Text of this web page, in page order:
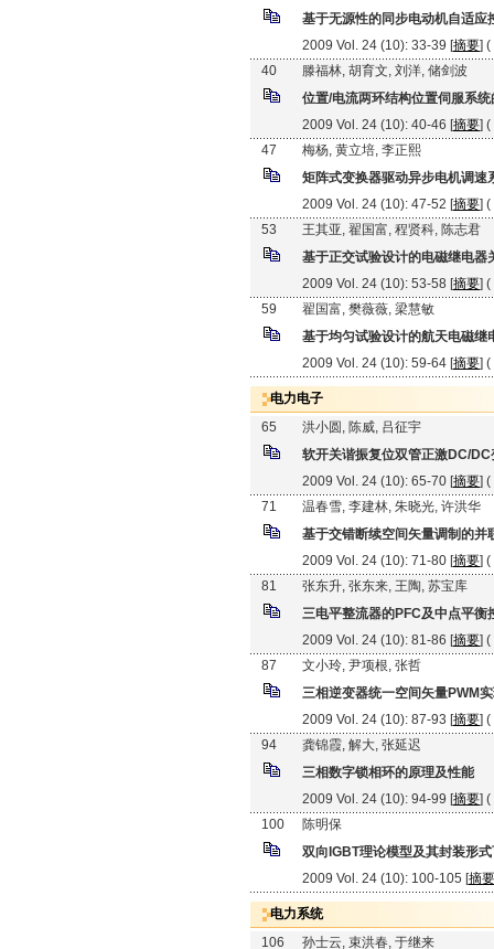
基于无源性的同步电动机自适应
2009 Vol. 24 (10): 33-39 [摘要] (
40
滕福林, 胡育文, 刘洋, 储剑波
位置/电流两环结构位置伺服系
2009 Vol. 24 (10): 40-46 [摘要] (
47
梅杨, 黄立培, 李正熙
矩阵式变换器驱动异步电机调速
2009 Vol. 24 (10): 47-52 [摘要] (
53
王其亚, 翟国富, 程贤科, 陈志君
基于正交试验设计的电磁继电器
2009 Vol. 24 (10): 53-58 [摘要] (
59
翟国富, 樊薇薇, 梁慧敏
基于均匀试验设计的航天电磁继
2009 Vol. 24 (10): 59-64 [摘要] (
电力电子
65
洪小圆, 陈威, 吕征宇
软开关谐振复位双管正激DC/DC
2009 Vol. 24 (10): 65-70 [摘要] (
71
温春雪, 李建林, 朱晓光, 许洪华
基于交错断续空间矢量调制的并
2009 Vol. 24 (10): 71-80 [摘要] (
81
张东升, 张东来, 王陶, 苏宝库
三电平整流器的PFC及中点平衡
2009 Vol. 24 (10): 81-86 [摘要] (
87
文小玲, 尹项根, 张哲
三相逆变器统一空间矢量PWM
2009 Vol. 24 (10): 87-93 [摘要] (
94
龚锦霞, 解大, 张延迟
三相数字锁相环的原理及性能
2009 Vol. 24 (10): 94-99 [摘要] (
100
陈明保
双向IGBT理论模型及其封装形
2009 Vol. 24 (10): 100-105 [摘要
电力系统
106
孙士云, 束洪春, 于继来